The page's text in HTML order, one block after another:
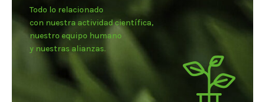
Todo lo relacionado
con nuestra actividad científica,
nuestro equipo humano
y nuestras alianzas.